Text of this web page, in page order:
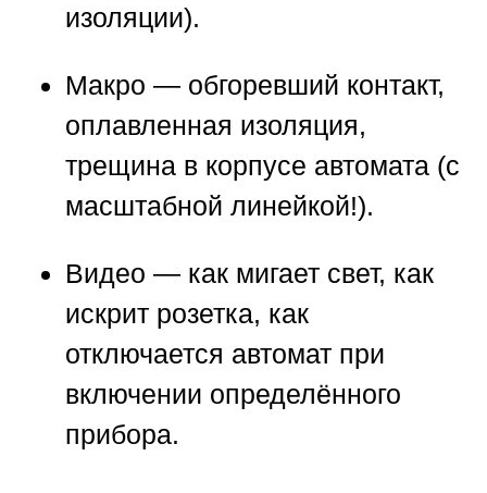
изоляции).
Макро — обгоревший контакт,
оплавленная изоляция,
трещина в корпусе автомата (с
масштабной линейкой!).
Видео — как мигает свет, как
искрит розетка, как
отключается автомат при
включении определённого
прибора.